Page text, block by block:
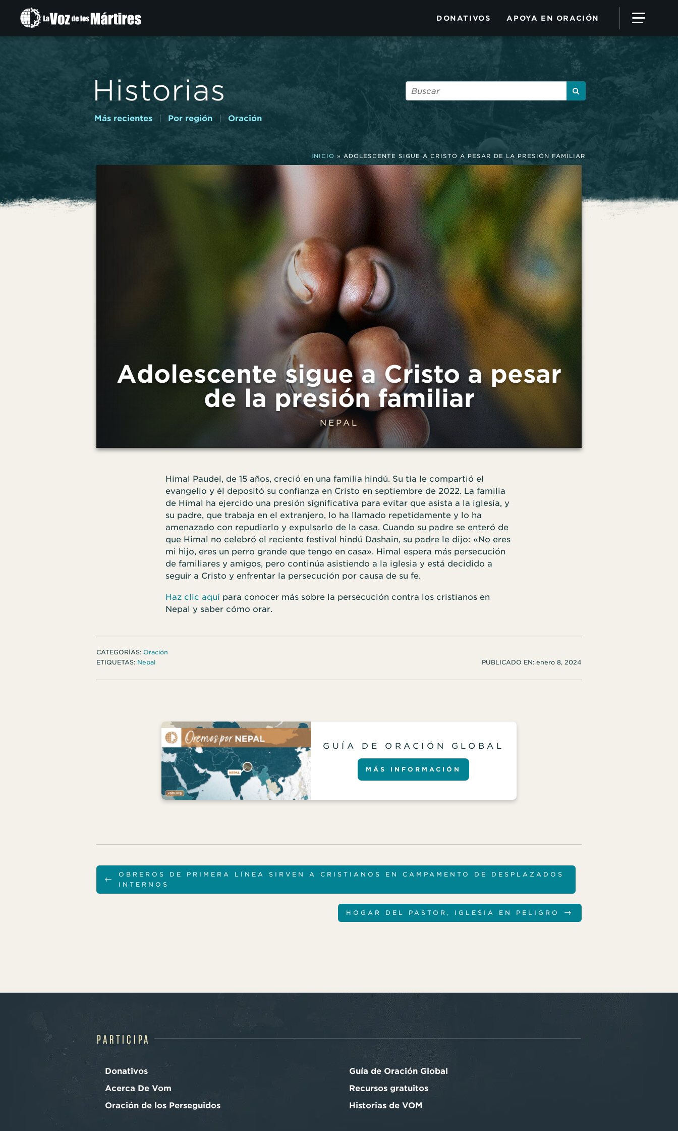
contenido
principal
DONATIVOS APOYA EN ORACIÓN
Historias
Más recientes Por región Oración
INICIO »ADOLESCENTE SIGUE A CRISTO A PESAR DE LA PRESIÓN FAMILIAR
Adolescente sigue a Cristo a pesar
de la presión familiar
NEPAL
Himal Paudel, de 15 años, creció en una familia hindú. Su tía le compartió el
evangelio y él depositó su confianza en Cristo en septiembre de 2022. La familia
de Himal ha ejercido una presión significativa para evitar que asista a la iglesia, y
su padre, que trabaja en el extranjero, lo ha llamado repetidamente y lo ha
amenazado con repudiarlo y expulsarlo de la casa. Cuando su padre se enteró de
que Himal no celebró el reciente festival hindú Dashain, su padre le dijo: «No eres
mi hijo, eres un perro grande que tengo en casa». Himal espera más persecución
de familiares y amigos, pero continúa asistiendo a la iglesia y está decidido a
seguir a Cristo y enfrentar la persecución por causa de su fe.
Haz clic aquí para conocer más sobre la persecución contra los cristianos en
Nepal y saber cómo orar.
CATEGORÍAS: Oración
ETIQUETAS: Nepal PUBLICADO EN: enero 8, 2024
GUÍA DE ORACIÓN GLOBAL
MÁS INFORMACIÓN
←
OBREROS DE PRIMERA LÍNEA SIRVEN A CRISTIANOS EN CAMPAMENTO DE DESPLAZADOS
INTERNOS
HOGAR DEL PASTOR, IGLESIA EN PELIGRO →
PARTICIPA
Donativos
Acerca De Vom
Oración de los Perseguidos
Guía de Oración Global
Recursos gratuitos
Historias de VOM